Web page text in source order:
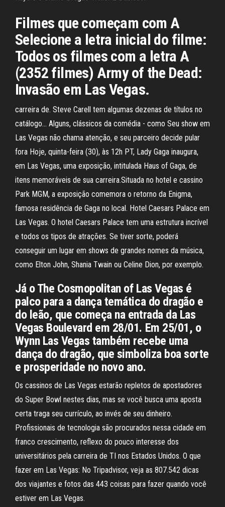
Filmes que começam com A
Selecione a letra inicial do filme:
Todos os filmes com a letra A
(2352 filmes) Army of the Dead:
Invasão em Las Vegas.
carreira de. Steve Carell tem algumas dezenas de títulos no
catálogo… Alguns, clássicos da comédia - como Seu show em
Las Vegas não chama atenção, e seu parceiro decide pular
fora Hoje, quinta-feira (30), às 12h PT, Lady Gaga inaugura,
em Las Vegas, uma exposição, intitulada Haus of Gaga, de
itens memoráveis de sua carreira.Situada no hotel e cassino
Park MGM, a exposição comemora o retorno da Enigma,
famosa residência de Gaga no local. Hotel Caesars Palace em
Las Vegas. O hotel Caesars Palace tem uma estrutura incrível
e todos os tipos de atrações. Se tiver sorte, poderá
conseguir um lugar em shows de grandes nomes da música,
como Elton John, Shania Twain ou Celine Dion, por exemplo.
Já o The Cosmopolitan of Las Vegas é
palco para a dança temática do dragão e
do leão, que começa na entrada da Las
Vegas Boulevard em 28/01. Em 25/01, o
Wynn Las Vegas também recebe uma
dança do dragão, que simboliza boa sorte
e prosperidade no novo ano.
Os cassinos de Las Vegas estarão repletos de apostadores
do Super Bowl nestes dias, mas se você busca uma aposta
certa traga seu currículo, ao invés de seu dinheiro.
Profissionais de tecnologia são procurados nessa cidade em
franco crescimento, reflexo do pouco interesse dos
universitários pela carreira de TI nos Estados Unidos. O que
fazer em Las Vegas: No Tripadvisor, veja as 807.542 dicas
dos viajantes e fotos das 443 coisas para fazer quando você
estiver em Las Vegas.